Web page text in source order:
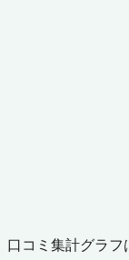
口コミ集計グラフ